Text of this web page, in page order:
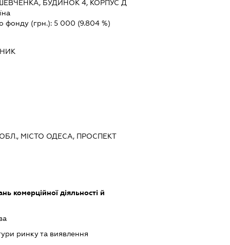
БУДИНОК 4, КОРПУС Д
фонду (грн.): 5 000 (9.804 %)
МІСТО ОДЕСА, ПРОСПЕКТ
комерційної діяльності й
ринку та виявлення